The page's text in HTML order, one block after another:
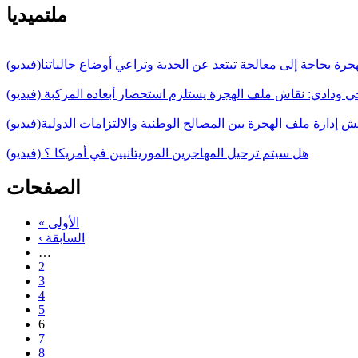
ملتميديا
بحاجة إلى معالجة تبتعد عن الحدية وتراعي أوضاع جالياتنا(فيديو)
ودادي: نقاش ملف الهجرة يستلزم استحضار أبعاده المركبة (فيديو)
إدارة ملف الهجرة بين المصالح الوطنية والالتزامات الدولية(فيديو)
هل سيتم ترحيل المهاجرين الموريتانيين في أمريكا ؟ (فيديو)
الصفحات
« الأولى
‹ السابقة
…
2
3
4
5
6
7
8